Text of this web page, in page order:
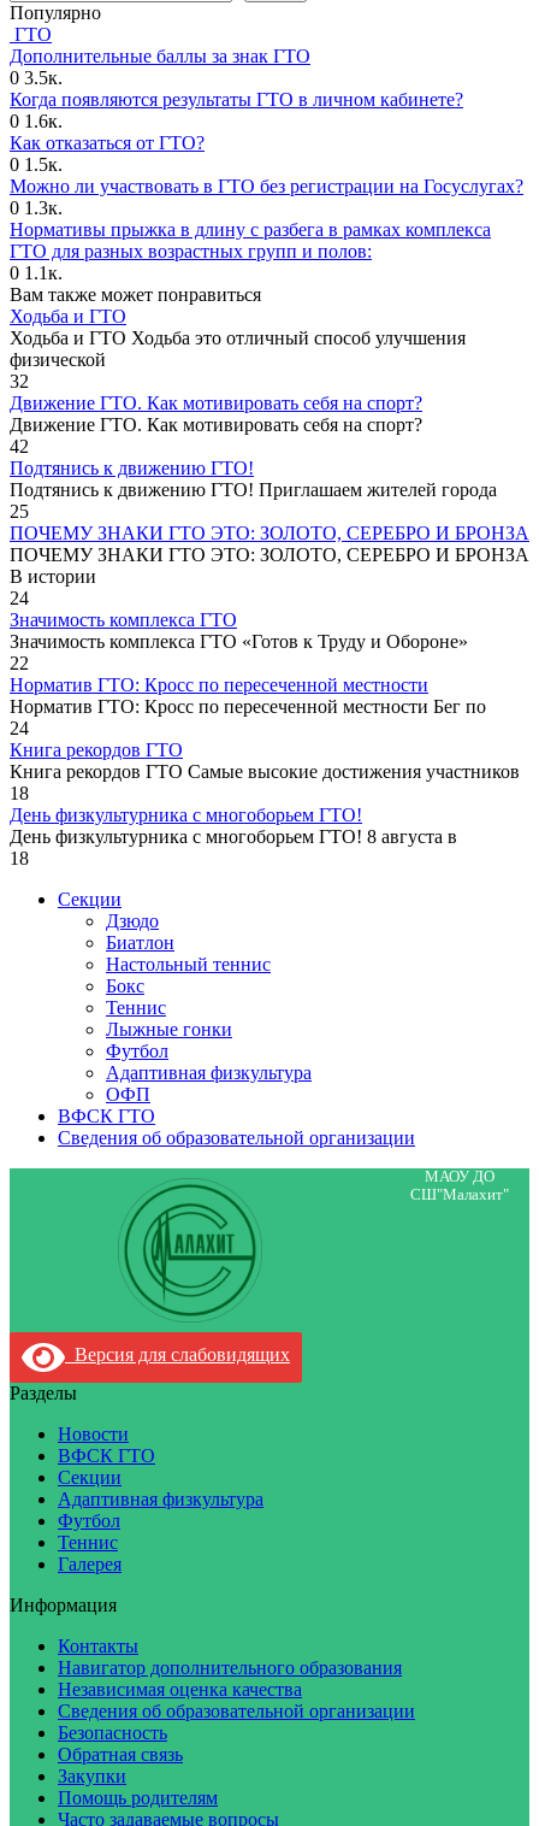
Популярно
ГТО
Дополнительные баллы за знак ГТО
0 3.5к.
Когда появляются результаты ГТО в личном кабинете?
0 1.6к.
Как отказаться от ГТО?
0 1.5к.
Можно ли участвовать в ГТО без регистрации на Госуслугах?
0 1.3к.
Нормативы прыжка в длину с разбега в рамках комплекса
ГТО для разных возрастных групп и полов:
0 1.1к.
Вам также может понравиться
Ходьба и ГТО
Ходьба и ГТО Ходьба это отличный способ улучшения
физической
32
Движение ГТО. Как мотивировать себя на спорт?️
Движение ГТО. Как мотивировать себя на спорт?
42
Подтянись к движению ГТО!
Подтянись к движению ГТО! Приглашаем жителей города
25
ПОЧЕМУ ЗНАКИ ГТО ЭТО: ЗОЛОТО, СЕРЕБРО И БРОНЗА
ПОЧЕМУ ЗНАКИ ГТО ЭТО: ЗОЛОТО, СЕРЕБРО И БРОНЗА
В истории
24
Значимость комплекса ГТО
Значимость комплекса ГТО «Готов к Труду и Обороне»
22
Норматив ГТО: Кросс по пересеченной местности
Норматив ГТО: Кросс по пересеченной местности Бег по
24
Книга рекордов ГТО
Книга рекордов ГТО Самые высокие достижения участников
18
День физкультурника с многоборьем ГТО!
День физкультурника с многоборьем ГТО! 8 августа в
18
Секции
Дзюдо
Биатлон
Настольный теннис
Бокс
Теннис
Лыжные гонки
Футбол
Адаптивная физкультура
ОФП
ВФСК ГТО
Сведения об образовательной организации
МАОУ ДО
СШ"Малахит"
Версия для слабовидящих
Разделы
Новости
ВФСК ГТО
Секции
Адаптивная физкультура
Футбол
Теннис
Галерея
Информация
Контакты
Навигатор дополнительного образования
Независимая оценка качества
Сведения об образовательной организации
Безопасность
Обратная связь
Закупки
Помощь родителям
Часто задаваемые вопросы